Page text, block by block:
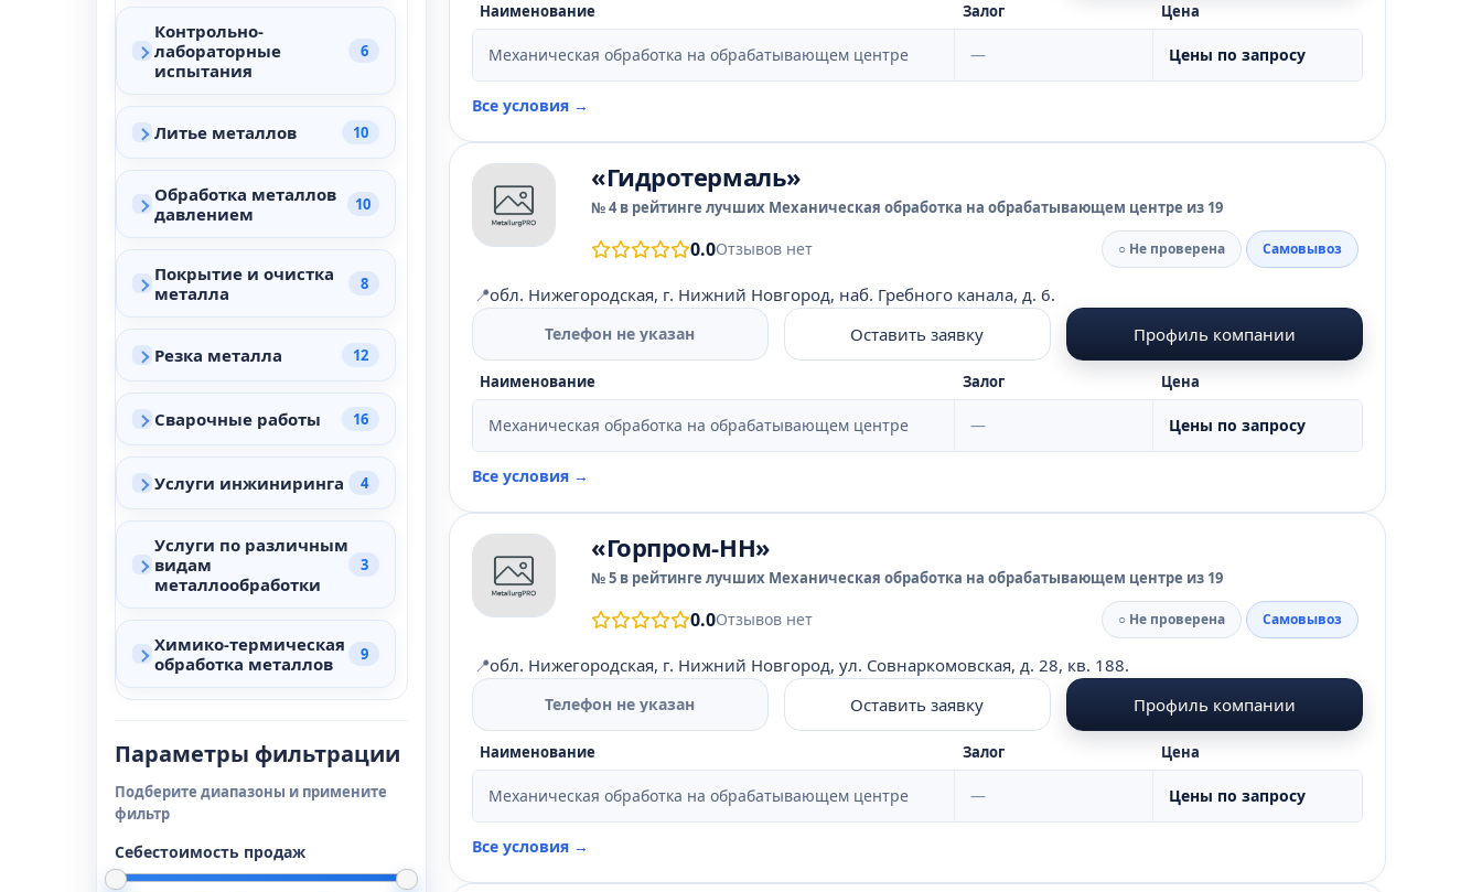
Контрольно-
лабораторные
испытания
6
Литье металлов 10
Обработка металлов
давлением
10
Покрытие и очистка
металла
8
Резка металла 12
Сварочные работы 16
Услуги инжиниринга 4
Услуги по различным
видам
металлообработки
3
Химико-термическая
обработка металлов
9
Параметры фильтрации
Подберите диапазоны и примените
фильтр
Себестоимость продаж
Наименование Залог Цена
Механическая обработка на обрабатывающем центре — Цены по запросу
Все условия →
«Гидротермаль»
№ 4 в рейтинге лучших Механическая обработка на обрабатывающем центре из 19
0.0Отзывов нет ○ Не проверена Самовывоз
📍обл. Нижегородская, г. Нижний Новгород, наб. Гребного канала, д. 6.
Телефон не указан Оставить заявку Профиль компании
Наименование Залог Цена
Механическая обработка на обрабатывающем центре — Цены по запросу
Все условия →
«Горпром-НН»
№ 5 в рейтинге лучших Механическая обработка на обрабатывающем центре из 19
0.0Отзывов нет ○ Не проверена Самовывоз
📍обл. Нижегородская, г. Нижний Новгород, ул. Совнаркомовская, д. 28, кв. 188.
Телефон не указан Оставить заявку Профиль компании
Наименование Залог Цена
Механическая обработка на обрабатывающем центре — Цены по запросу
Все условия →